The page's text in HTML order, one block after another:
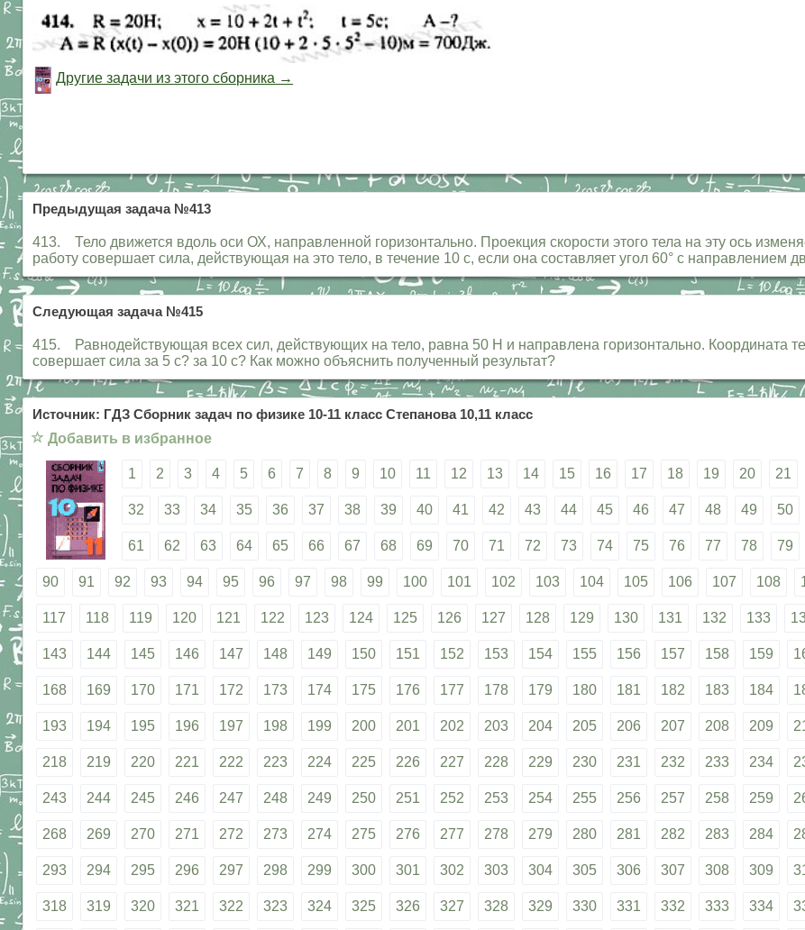
Другие задачи из этого сборника →
Предыдущая задача №413
413. Тело движется вдоль оси ОХ, направленной горизонтально. Проекция скорости этого тела на эту ось
работу совершает сила, действующая на это тело, в течение 10 с, если она составляет угол 60° с направлением
Следующая задача №415
415. Равнодействующая всех сил, действующих на тело, равна 50 Н и направлена горизонтально. Координата
совершает сила за 5 с? за 10 с? Как можно объяснить полученный результат?
Источник: ГДЗ Сборник задач по физике 10-11 класс Степанова 10,11 класс
☆ Добавить в избранное
1 2 3 4 5 6 7 8 9 10 11 12 13 14 15 16 17 18 19 20 21
32 33 34 35 36 37 38 39 40 41 42 43 44 45 46 47 48 49 50
61 62 63 64 65 66 67 68 69 70 71 72 73 74 75 76 77 78 79
90 91 92 93 94 95 96 97 98 99 100 101 102 103 104 105 106 107 108
117 118 119 120 121 122 123 124 125 126 127 128 129 130 131 132 133
143 144 145 146 147 148 149 150 151 152 153 154 155 156 157 158 159
168 169 170 171 172 173 174 175 176 177 178 179 180 181 182 183 184
193 194 195 196 197 198 199 200 201 202 203 204 205 206 207 208 209
218 219 220 221 222 223 224 225 226 227 228 229 230 231 232 233 234
243 244 245 246 247 248 249 250 251 252 253 254 255 256 257 258 259
268 269 270 271 272 273 274 275 276 277 278 279 280 281 282 283 284
293 294 295 296 297 298 299 300 301 302 303 304 305 306 307 308 309
318 319 320 321 322 323 324 325 326 327 328 329 330 331 332 333 334